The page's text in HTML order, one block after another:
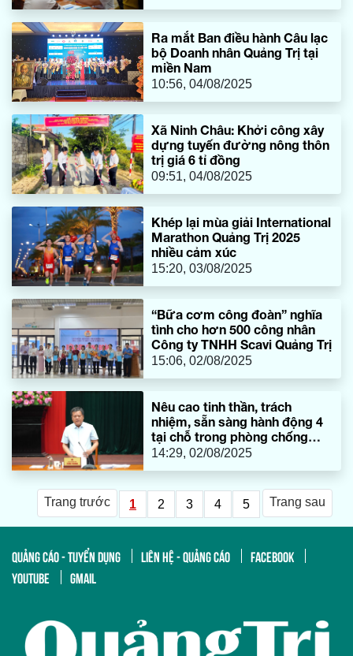
Ra mắt Ban điều hành Câu lạc
bộ Doanh nhân Quảng Trị tại
miền Nam
10:56, 04/08/2025
Xã Ninh Châu: Khởi công xây
dựng tuyến đường nông thôn
trị giá 6 tỉ đồng
09:51, 04/08/2025
Khép lại mùa giải International
Marathon Quảng Trị 2025
nhiều cảm xúc
15:20, 03/08/2025
“Bữa cơm công đoàn” nghĩa
tình cho hơn 500 công nhân
Công ty TNHH Scavi Quảng Trị
15:06, 02/08/2025
Nêu cao tinh thần, trách
nhiệm, sẵn sàng hành động 4
tại chỗ trong phòng chống
thiên tai
14:29, 02/08/2025
Trang trước 1 2 3 4 5 Trang sau
QUẢNG CÁO - TUYỂN DỤNG LIÊN HỆ - QUẢNG CÁO
FACEBOOK
YOUTUBE
GMAIL